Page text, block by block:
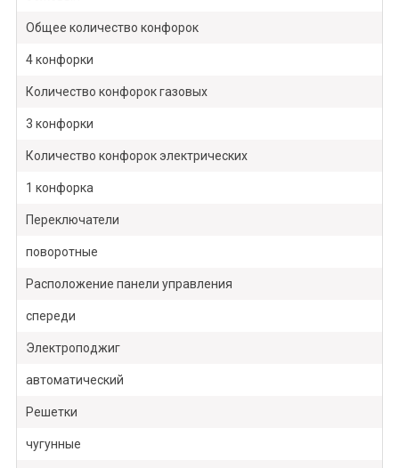
Общее количество конфорок
4 конфорки
Количество конфорок газовых
3 конфорки
Количество конфорок электрических
1 конфорка
Переключатели
поворотные
Расположение панели управления
спереди
Электроподжиг
автоматический
Решетки
чугунные